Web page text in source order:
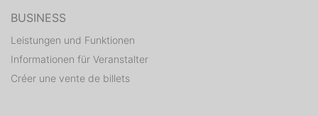
BUSINESS
Leistungen und Funktionen
Informationen für Veranstalter
Créer une vente de billets